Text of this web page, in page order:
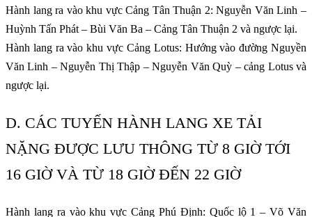
Hành lang ra vào khu vực Cảng Tân Thuận 2: Nguyễn Văn Linh –
Huỳnh Tấn Phát – Bùi Văn Ba – Cảng Tân Thuận 2 và ngược lại.
Hành lang ra vào khu vực Cảng Lotus: Hướng vào đường Nguyền
Văn Linh – Nguyễn Thị Thập – Nguyễn Văn Quỳ – cảng Lotus và
ngược lại.
D. CÁC TUYẾN HÀNH LANG XE TẢI
NẶNG ĐƯỢC LƯU THÔNG TỪ 8 GIỜ TỚI
16 GIỜ VÀ TỪ 18 GIỜ ĐẾN 22 GIỜ
Hành lang ra vào khu vực Cảng Phú Định: Quốc lộ 1 – Võ Văn